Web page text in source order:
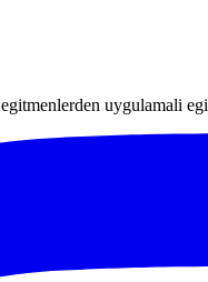
uygulamali